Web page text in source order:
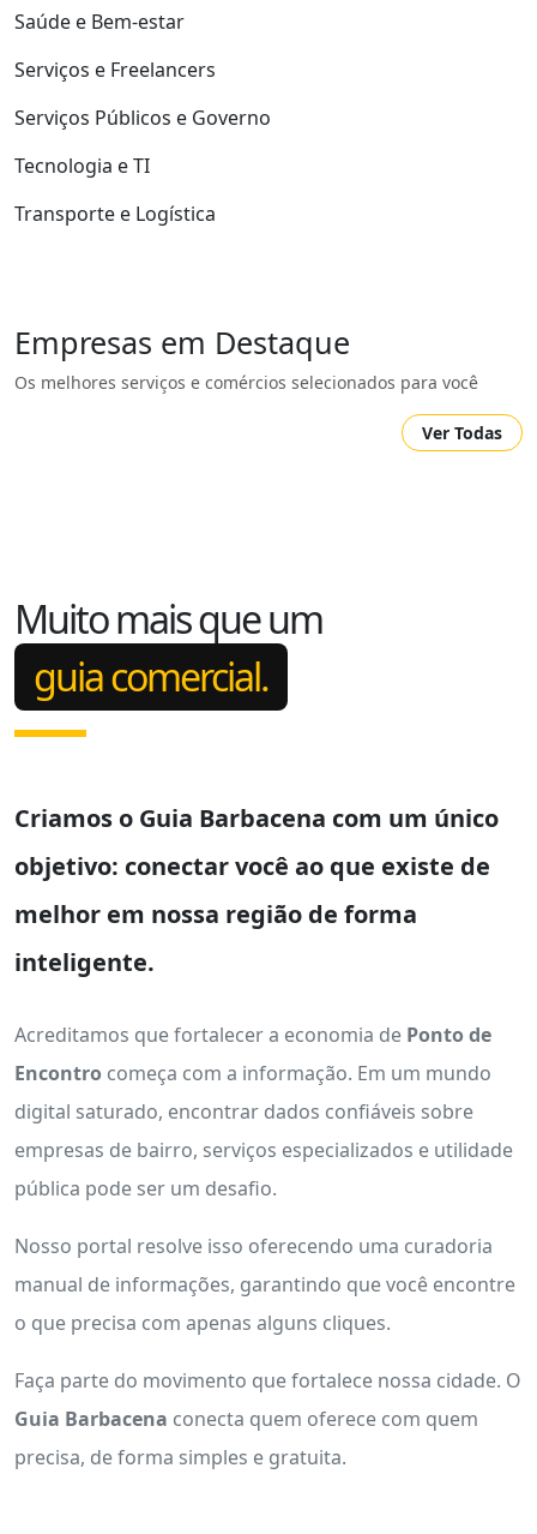
Saúde e Bem-estar
Serviços e Freelancers
Serviços Públicos e Governo
Tecnologia e TI
Transporte e Logística
Empresas em Destaque
Os melhores serviços e comércios selecionados para você
Ver Todas
Muito mais que um
guia comercial.
Criamos o Guia Barbacena com um único
objetivo: conectar você ao que existe de
melhor em nossa região de forma
inteligente.
Acreditamos que fortalecer a economia de Ponto de
Encontro começa com a informação. Em um mundo
digital saturado, encontrar dados confiáveis sobre
empresas de bairro, serviços especializados e utilidade
pública pode ser um desafio.
Nosso portal resolve isso oferecendo uma curadoria
manual de informações, garantindo que você encontre
o que precisa com apenas alguns cliques.
Faça parte do movimento que fortalece nossa cidade. O
Guia Barbacena conecta quem oferece com quem
precisa, de forma simples e gratuita.